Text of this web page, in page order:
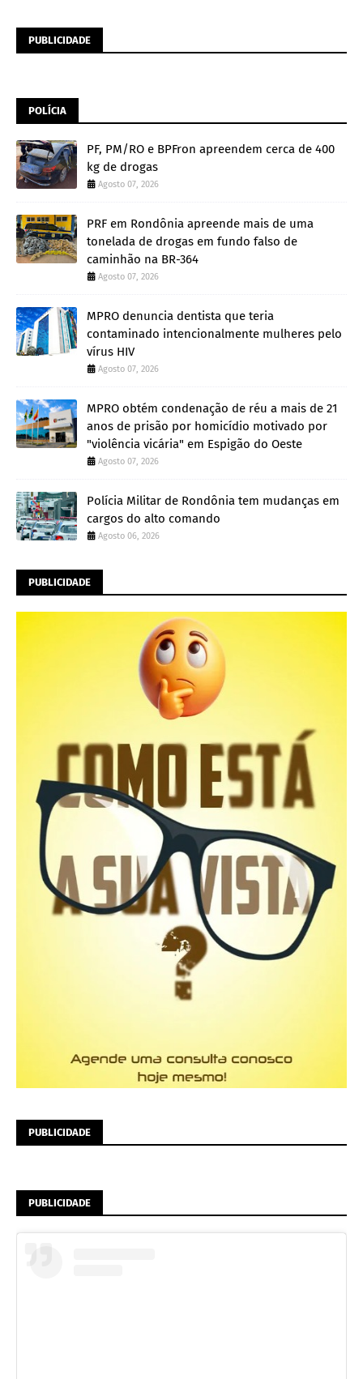
PUBLICIDADE
POLÍCIA
PF, PM/RO e BPFron apreendem cerca de 400
kg de drogas
Agosto 07, 2026
PRF em Rondônia apreende mais de uma
tonelada de drogas em fundo falso de
caminhão na BR-364
Agosto 07, 2026
MPRO denuncia dentista que teria
contaminado intencionalmente mulheres pelo
vírus HIV
Agosto 07, 2026
MPRO obtém condenação de réu a mais de 21
anos de prisão por homicídio motivado por
"violência vicária" em Espigão do Oeste
Agosto 07, 2026
Polícia Militar de Rondônia tem mudanças em
cargos do alto comando
Agosto 06, 2026
PUBLICIDADE
PUBLICIDADE
PUBLICIDADE